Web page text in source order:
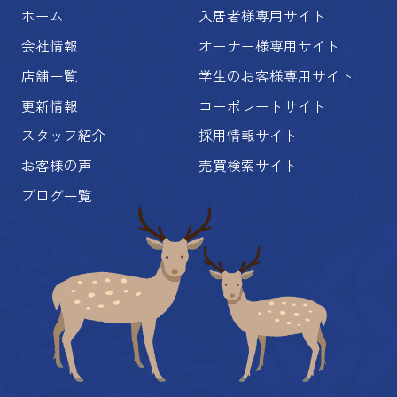
ホーム
会社情報
店舗一覧
更新情報
スタッフ紹介
お客様の声
ブログ一覧
入居者様専用サイト
オーナー様専用サイト
学生のお客様専用サイト
コーポレートサイト
採用情報サイト
売買検索サイト